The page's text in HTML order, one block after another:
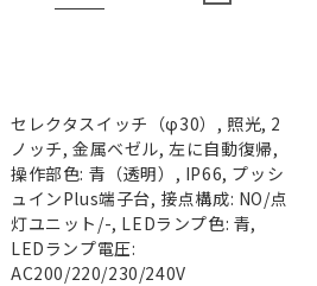
セレクタスイッチ（φ30）, 照光, 2
ノッチ, 金属ベゼル, 左に自動復帰,
操作部色: 青（透明）, IP66, プッシ
ュインPlus端子台, 接点構成: NO/点
灯ユニット/-, LEDランプ色: 青,
LEDランプ電圧:
AC200/220/230/240V